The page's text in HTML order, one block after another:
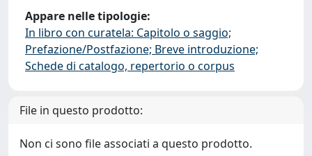
Appare nelle tipologie:
In libro con curatela: Capitolo o saggio;
Prefazione/Postfazione; Breve introduzione;
Schede di catalogo, repertorio o corpus
File in questo prodotto:
Non ci sono file associati a questo prodotto.